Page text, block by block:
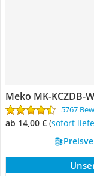
Meko MK-KCZDB-
5767
ab 14,00 € ( Sofort